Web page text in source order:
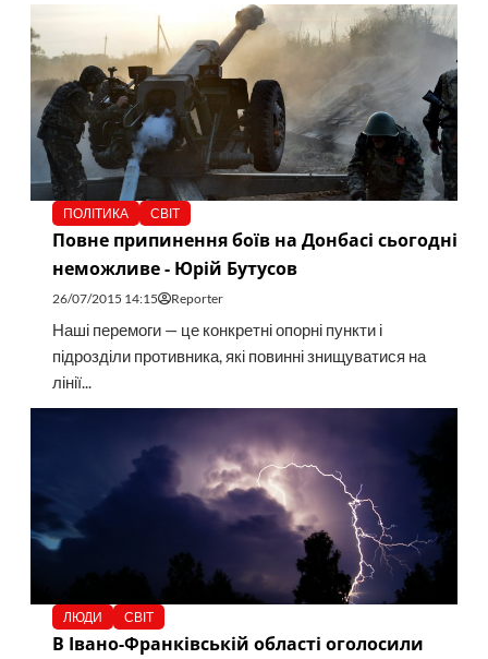
ПОЛІТИКА СВІТ
Повне припинення боїв на Донбасі сьогодні
неможливе - Юрій Бутусов
26/07/2015 14:15 Reporter
Наші перемоги — це конкретні опорні пункти і
підрозділи противника, які повинні знищуватися на
лінії...
ЛЮДИ СВІТ
В Івано-Франківській області оголосили